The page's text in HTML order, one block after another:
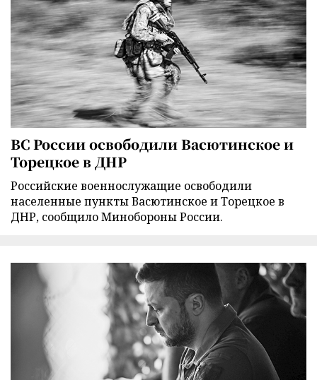
ВС России освободили Васютинское и
Торецкое в ДНР
Российские военнослужащие освободили
населенные пункты Васютинское и Торецкое в
ДНР, сообщило Минобороны России.